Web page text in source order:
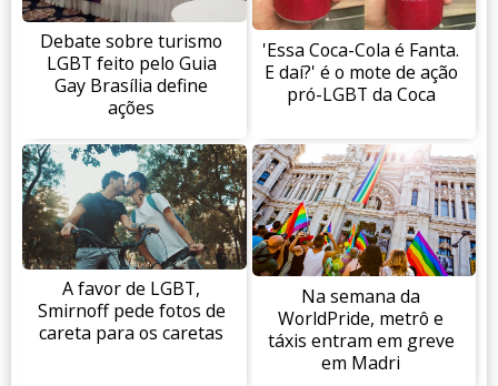
Debate sobre turismo
LGBT feito pelo Guia
Gay Brasília define
ações
'Essa Coca-Cola é Fanta.
E daí?' é o mote de ação
pró-LGBT da Coca
A favor de LGBT,
Smirnoff pede fotos de
careta para os caretas
Na semana da
WorldPride, metrô e
táxis entram em greve
em Madri